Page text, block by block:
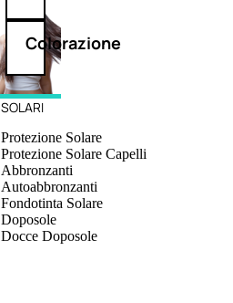
Colorazione
SOLARI
Protezione Solare
Protezione Solare Capelli
Abbronzanti
Autoabbronzanti
Fondotinta Solare
Doposole
Docce Doposole